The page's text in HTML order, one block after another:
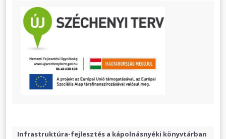
Infrastruktúra-fejlesztés a kápolnásnyéki könyvtárban